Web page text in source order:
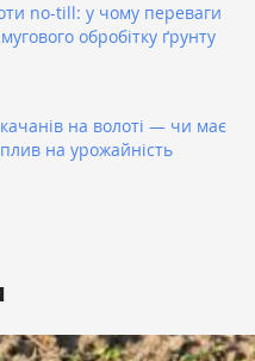
no-till: у чому переваги
обробітку ґрунту
на волоті — чи має
на урожайність